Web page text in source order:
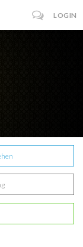
LOGIN